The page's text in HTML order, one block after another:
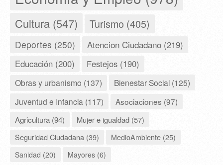
Cultura (547) Turismo (405)
Deportes (250) Atencion Ciudadano (219)
Educación (200) Festejos (190)
Obras y urbanismo (137)
Bienestar Social (125)
Juventud e Infancia (117)
Asociaciones (97)
Agricultura (94)
Mujer e igualdad (57)
Seguridad Ciudadana (39)
MedioAmbiente (25)
Sanidad (20)
Mayores (6)